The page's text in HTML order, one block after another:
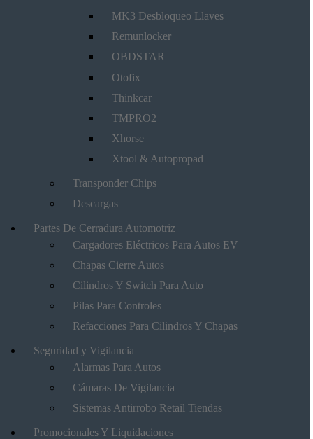
MK3 Desbloqueo Llaves
Remunlocker
OBDSTAR
Otofix
Thinkcar
TMPRO2
Xhorse
Xtool & Autopropad
Transponder Chips
Descargas
Partes De Cerradura Automotriz
Cargadores Eléctricos Para Autos EV
Chapas Cierre Autos
Cilindros Y Switch Para Auto
Pilas Para Controles
Refacciones Para Cilindros Y Chapas
Seguridad y Vigilancia
Alarmas Para Autos
Cámaras De Vigilancia
Sistemas Antirrobo Retail Tiendas
Promocionales Y Liquidaciones